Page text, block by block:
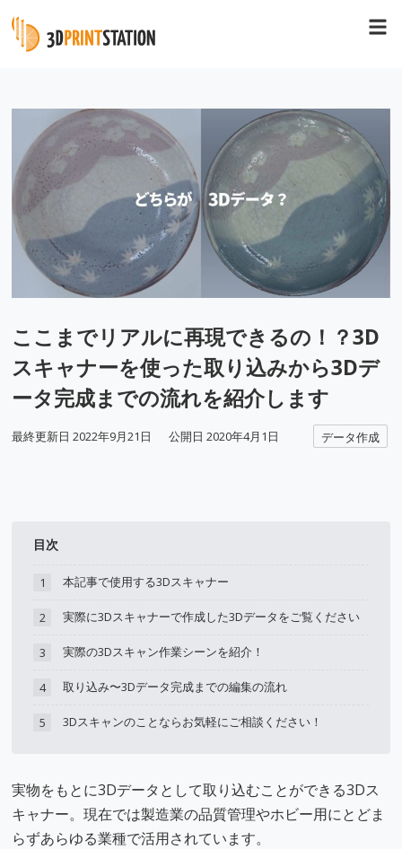
ここまでリアルに再現できるの！？3D
スキャナーを使った取り込みから3Dデ
ータ完成までの流れを紹介します
最終更新日 2022年9月21日 公開日 2020年4月1日 データ作成
目次
1 本記事で使用する3Dスキャナー
2 実際に3Dスキャナーで作成した3Dデータをご覧ください
3 実際の3Dスキャン作業シーンを紹介！
4 取り込み〜3Dデータ完成までの編集の流れ
5 3Dスキャンのことならお気軽にご相談ください！
実物をもとに3Dデータとして取り込むことができる3Dス
キャナー。現在では製造業の品質管理やホビー用にとどま
らずあらゆる業種で活用されています。